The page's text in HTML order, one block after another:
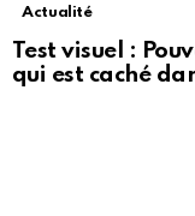
Actualité
Test visuel :
qui est caché